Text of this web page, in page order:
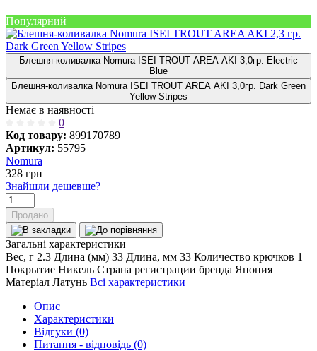
Популярний
Блешня-коливалка Nomura ISEI TROUT AREA AKI 3,0гр. Electric
Blue
Блешня-коливалка Nomura ISEI TROUT AREA AKI 3,0гр. Dark Green
Yellow Stripes
Немає в наявності
0
Код товару: 899170789
Артикул: 55795
Nomura
328 грн
Знайшли дешевше?
Продано
Загальні характеристики
Вес, г 2.3 Длина (мм) 33 Длина, мм 33 Количество крючков 1
Покрытие Никель Страна регистрации бренда Япония
Матеріал Латунь Всі характеристики
Опис
Характеристики
Відгуки (0)
Питання - відповідь (0)